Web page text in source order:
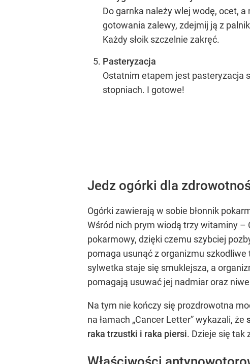
Do garnka należy wlej wodę, ocet,
gotowania zalewy, zdejmij ją z
Każdy słoik szczelnie zakręć.
Pasteryzacja
Ostatnim etapem jest pasteryzacja
stopniach. I gotowe!
Jedz ogórki dla
Ogórki zawierają w sobie błonnik
Wśród nich prym wiodą trzy witaminy –
pokarmowy, dzięki czemu szybciej
pomaga usunąć z organizmu
sylwetka staje się smuklejsza, a
pomagają usuwać jej nadmiar oraz
Na tym nie kończy się prozdrowotna
na łamach „Cancer Letter” wykazali, że
raka trzustki i raka piersi. Dzieje się tak